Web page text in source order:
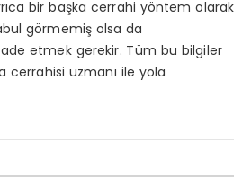
bir başka cerrahi yöntem olarak
görmemiş olsa da
etmek gerekir. Tüm bu bilgiler
cerrahisi uzmanı ile yola